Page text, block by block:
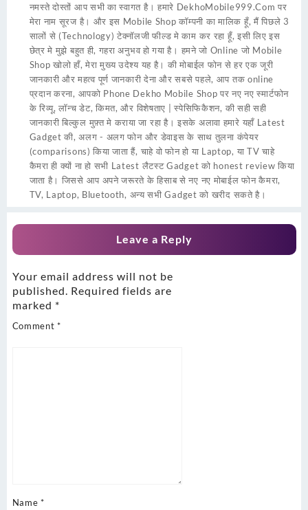
नमस्ते दोस्तों आप सभी का स्वागत है। हमारे DekhoMobile999.Com पर
मेरा नाम सूरज है। और इस Mobile Shop कॉम्पनी का मालिक हूँ, मैं पिछले 3
सालों से (Technology) टेक्नॉलजी फील्ड मे काम कर रहा हूँ, इसी लिए इस
छेत्र मे मुझे बहुत ही, गहरा अनुभव हो गया है। हमने जो Online जो Mobile
Shop खोलो हाँ, मेरा मुख्य उदेश्य यह है। की मोबाईल फोन से हर एक जूरी
जानकारी और महत्व पूर्ण जानकारी देना और सबसे पहले, आप तक online
प्रदान करना, आपको Phone Dekho Mobile Shop पर नए नए स्मार्टफोन
के रिव्यू, लॉन्च डेट, किमत, और विशेषताए | स्पेसिफिकैशन, की सही सही
जानकारी बिल्कुल मुफ़्त मे कराया जा रहा है। इसके अलावा हमारे यहाँ Latest
Gadget की, अलग - अलग फोन और डेवाइस के साथ तुलना कंपेयर
(comparisons) किया जाता हैं, चाहे वो फोन हो या Laptop, या TV चाहे
कैमरा ही क्यों ना हो सभी Latest लैटस्ट Gadget को honest review किया
जाता है। जिससे आप अपने जरूरते के हिसाब से नए नए मोबाईल फोन कैमरा,
TV, Laptop, Bluetooth, अन्य सभी Gadget को खरीद सकते है।
Leave a Reply
Your email address will not be
published. Required fields are
marked *
Comment*
Name *